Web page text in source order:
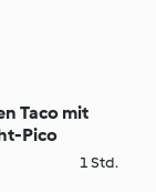
Taco mit
Pico
1 Std.